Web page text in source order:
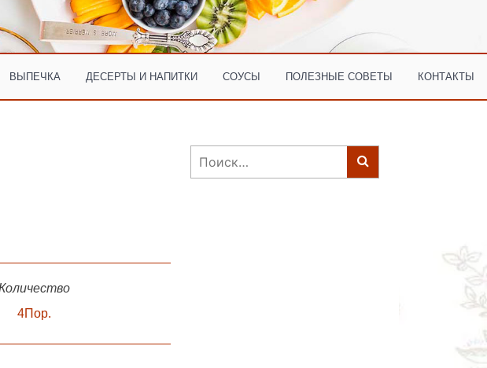
ВЫПЕЧКА ДЕСЕРТЫ И НАПИТКИ СОУСЫ ПОЛЕЗНЫЕ СОВЕТЫ КОНТАКТЫ
4Пор.
Найти: